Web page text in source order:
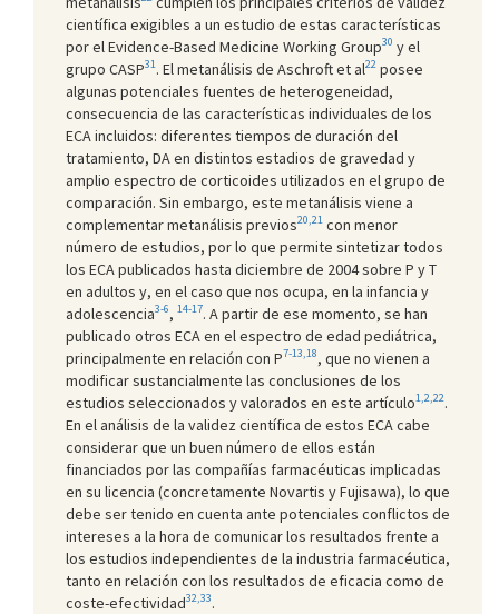
científica exigibles a un estudio de estas características
por el Evidence-Based Medicine Working Group30 y el
grupo CASP31. El metanálisis de Aschroft et al22 posee
algunas potenciales fuentes de heterogeneidad,
consecuencia de las características individuales de los
ECA incluidos: diferentes tiempos de duración del
tratamiento, DA en distintos estadios de gravedad y
amplio espectro de corticoides utilizados en el grupo de
comparación. Sin embargo, este metanálisis viene a
complementar metanálisis previos20,21 con menor
número de estudios, por lo que permite sintetizar todos
los ECA publicados hasta diciembre de 2004 sobre P y T
en adultos y, en el caso que nos ocupa, en la infancia y
adolescencia3-6, 14-17. A partir de ese momento, se han
publicado otros ECA en el espectro de edad pediátrica,
principalmente en relación con P7-13,18, que no vienen a
modificar sustancialmente las conclusiones de los
estudios seleccionados y valorados en este artículo1,2,22.
En el análisis de la validez científica de estos ECA cabe
considerar que un buen número de ellos están
financiados por las compañías farmacéuticas implicadas
en su licencia (concretamente Novartis y Fujisawa), lo que
debe ser tenido en cuenta ante potenciales conflictos de
intereses a la hora de comunicar los resultados frente a
los estudios independientes de la industria farmacéutica,
tanto en relación con los resultados de eficacia como de
coste-efectividad32,33.